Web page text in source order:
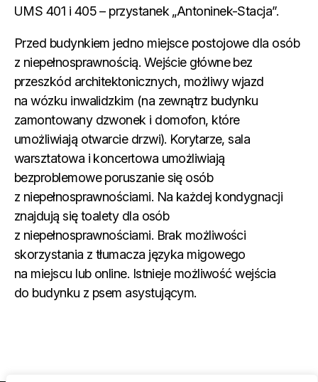
UMS 401 i 405 – przystanek „Antoninek-Stacja”.
Przed budynkiem jedno miejsce postojowe dla osób
z niepełnosprawnością. Wejście główne bez
przeszkód architektonicznych, możliwy wjazd
na wózku inwalidzkim (na zewnątrz budynku
zamontowany dzwonek i domofon, które
umożliwiają otwarcie drzwi). Korytarze, sala
warsztatowa i koncertowa umożliwiają
bezproblemowe poruszanie się osób
z niepełnosprawnościami. Na każdej kondygnacji
znajdują się toalety dla osób
z niepełnosprawnościami. Brak możliwości
skorzystania z tłumacza języka migowego
na miejscu lub online. Istnieje możliwość wejścia
do budynku z psem asystującym.